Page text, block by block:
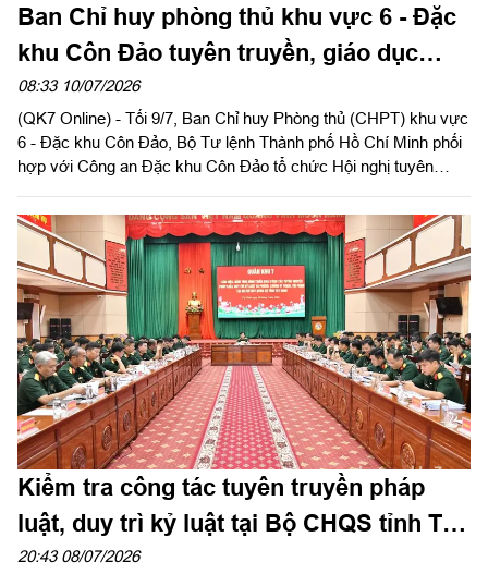
Ban Chỉ huy phòng thủ khu vực 6 - Đặc
khu Côn Đảo tuyên truyền, giáo dục
pháp luật cho cán bộ, chiến sĩ
08:33 10/07/2026
(QK7 Online) - Tối 9/7, Ban Chỉ huy Phòng thủ (CHPT) khu vực
6 - Đặc khu Côn Đảo, Bộ Tư lệnh Thành phố Hồ Chí Minh phối
hợp với Công an Đặc khu Côn Đảo tổ chức Hội nghị tuyên
Trung tá Phạm Út Thương, Phó Chính ủy Ban CHPT khu vực 6
- Đặc khu Côn Đảo chủ trì hội nghị.
Kiểm tra công tác tuyên truyền pháp
luật, duy trì kỷ luật tại Bộ CHQS tỉnh Tây
Ninh
20:43 08/07/2026